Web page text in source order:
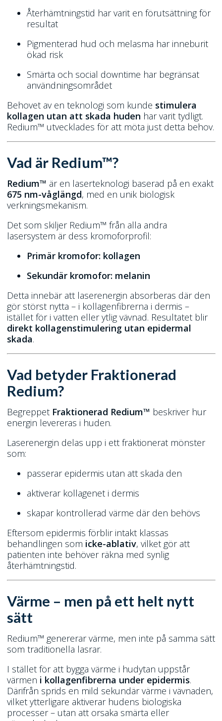
Återhämtningstid har varit en förutsättning för
resultat
Pigmenterad hud och melasma har inneburit
ökad risk
Smärta och social downtime har begränsat
användningsområdet
Behovet av en teknologi som kunde stimulera
kollagen utan att skada huden har varit tydligt.
Redium™ utvecklades för att möta just detta behov.
Vad är Redium™?
Redium™ är en laserteknologi baserad på en exakt
675 nm-våglängd, med en unik biologisk
verkningsmekanism.
Det som skiljer Redium™ från alla andra
lasersystem är dess kromoforprofil:
Primär kromofor: kollagen
Sekundär kromofor: melanin
Detta innebär att laserenergin absorberas där den
gör störst nytta – i kollagenfibrerna i dermis –
istället för i vatten eller ytlig vävnad. Resultatet blir
direkt kollagenstimulering utan epidermal
skada.
Vad betyder Fraktionerad
Redium?
Begreppet Fraktionerad Redium™ beskriver hur
energin levereras i huden.
Laserenergin delas upp i ett fraktionerat mönster
som:
passerar epidermis utan att skada den
aktiverar kollagenet i dermis
skapar kontrollerad värme där den behövs
Eftersom epidermis förblir intakt klassas
behandlingen som icke-ablativ, vilket gör att
patienten inte behöver räkna med synlig
återhämtningstid.
Värme – men på ett helt nytt
sätt
Redium™ genererar värme, men inte på samma sätt
som traditionella lasrar.
I stället för att bygga värme i hudytan uppstår
värmen i kollagenfibrerna under epidermis.
Därifrån sprids en mild sekundär värme i vävnaden,
vilket ytterligare aktiverar hudens biologiska
processer – utan att orsaka smärta eller